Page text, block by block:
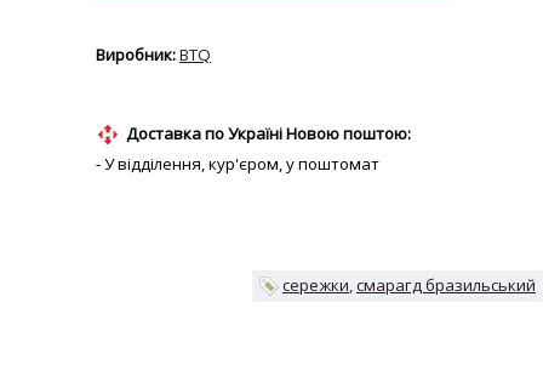
BTQ
Доставка по Україні Новою поштою:
- У відділення, кур'єром, у поштомат
сережки смарагд бразильський